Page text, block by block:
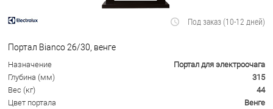
Под заказ (10-12 дней)
Портал Bianco 26/30, венге
Назначение
Портал для электроочага
Глубина (мм)
315
Вес (кг)
44
Цвет портала
Венге